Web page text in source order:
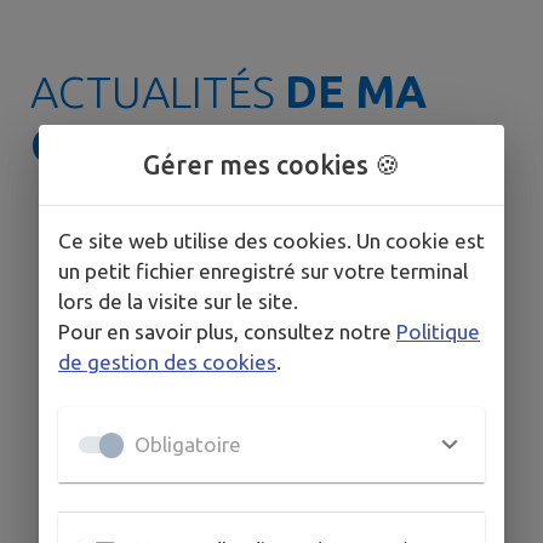
ACTUALITÉS DE MA
COMMUNEGérer mes cookies 🍪
Ce site web utilise des cookies. Un cookie est
un petit fichier enregistré sur votre terminal
lors de la visite sur le site.
Pour en savoir plus, consultez notre Politique
de gestion des cookies
Obligatoire